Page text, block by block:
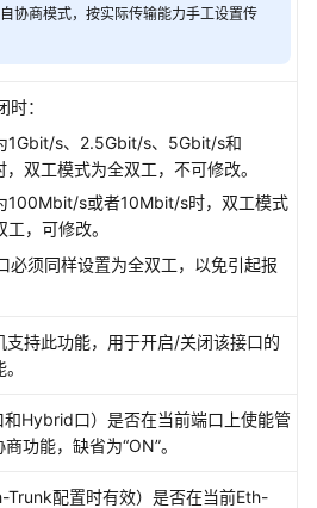
协商模式，按实际传输能力手工设置传
：
1Gbit/s、2.5Gbit/s、5Gbit/s和
双工模式为全双工，不可修改。
100Mbit/s或者10Mbit/s时，双工模式
，可修改。
必须同样设置为全双工，以免引起报
支持此功能，用于开启/关闭该接口的
和Hybrid口）是否在当前端口上使能管
功能，缺省为“ON”。
Trunk配置时有效）是否在当前Eth-